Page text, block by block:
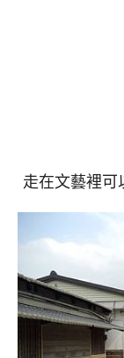
走在文藝裡可